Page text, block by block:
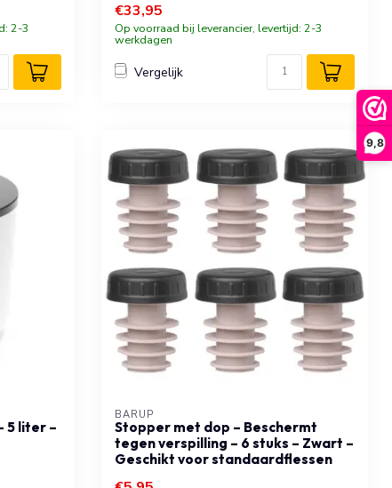
9,8
2-3
€33,95
Op voorraad bij leverancier, levertijd: 2-3
werkdagen
Vergelijk
5 liter –
BARUP
Stopper met dop – Beschermt
tegen verspilling – 6 stuks – Zwart –
Geschikt voor standaardflessen